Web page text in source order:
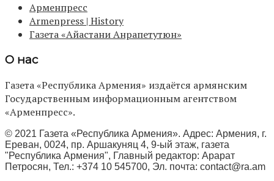
Арменпресс
Armenpress | History
Газета «Айастани Анрапетутюн»
О нас
Газета «Республика Армения» издаётся армянским
Государственным информационным агентством
«Арменпресс».
© 2021 Газета «Республика Армения». Адрес: Армения, г.
Ереван, 0024, пр. Аршакуняц 4, 9-ый этаж, газета
"Республика Армения", Главный редактор: Арарат
Петросян, Тел.: +374 10 545700, Эл. почта: contact@ra.am